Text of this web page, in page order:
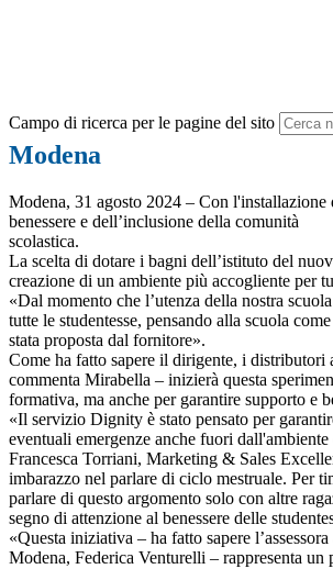
Campo di ricerca per le pagine del sito
Modena
Modena, 31 agosto 2024 – Con
benessere e dell’inclusione della comunità
scolastica.
La scelta di dotare i bagni dell’istituto del
creazione di un ambiente più accogliente per
«Dal momento che l’utenza della nostra
tutte le studentesse, pensando alla scuola
stata proposta dal fornitore».
Come ha fatto sapere il dirigente, i distributori
commenta Mirabella – inizierà questa
formativa, ma anche per garantire supporto e
«Il servizio Dignity è stato pensato per
eventuali emergenze anche fuori
Francesca Torriani, Marketing & Sales
imbarazzo nel parlare di ciclo mestruale. Per
parlare di questo argomento solo con altre
segno di attenzione al benessere delle
«Questa iniziativa – ha fatto sapere
Modena, Federica Venturelli – rappresenta un